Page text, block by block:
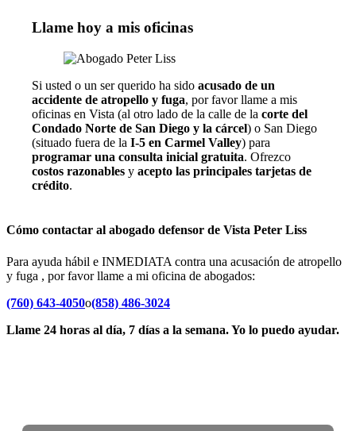
Llame hoy a mis oficinas
Si usted o un ser querido ha sido acusado de un
accidente de atropello y fuga, por favor llame a mis
oficinas en Vista (al otro lado de la calle de la corte del
Condado Norte de San Diego y la cárcel) o San Diego
(situado fuera de la I-5 en Carmel Valley) para
programar una consulta inicial gratuita. Ofrezco
costos razonables y acepto las principales tarjetas de
crédito.
Cómo contactar al abogado defensor de Vista Peter Liss
Para ayuda hábil e INMEDIATA contra una acusación de atropello
y fuga , por favor llame a mi oficina de abogados:
(760) 643-4050o(858) 486-3024
Llame 24 horas al día, 7 días a la semana. Yo lo puedo ayudar.